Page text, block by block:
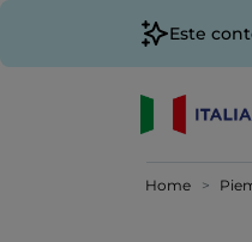
Este
Home